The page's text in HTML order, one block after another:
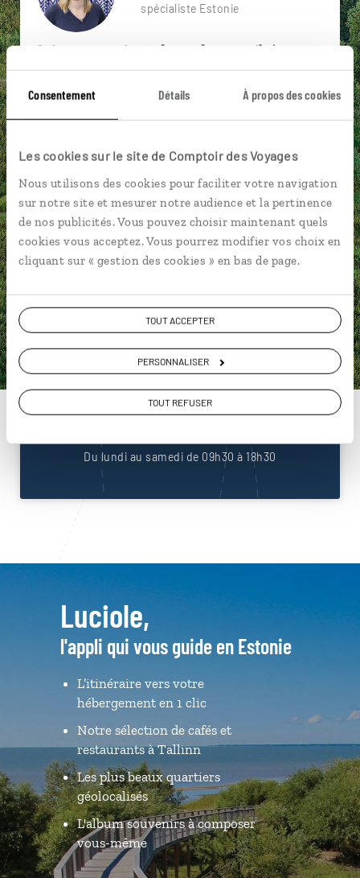
Consentement Détails À propos des cookies
Les cookies sur le site de Comptoir des Voyages
Nous utilisons des cookies pour faciliter votre navigation
sur notre site et mesurer notre audience et la pertinence
de nos publicités. Vous pouvez choisir maintenant quels
cookies vous acceptez. Vous pourrez modifier vos choix en
cliquant sur « gestion des cookies » en bas de page.
TOUT ACCEPTER
PERSONNALISER
TOUT REFUSER
spécialiste Estonie
Suivez vos envies et demandez conseils à nos
spécialistes
Ils sauront organiser votre itinéraire au plus
près de vos envies et de la réalité du pays.
Échangez en face à face ou depuis nos studios
téléphone.
Vous gardez le même interlocuteur avant,
pendant et après votre voyage.
DEMANDER UN DEVIS
ou
01 86 95 65 18
Du lundi au samedi de 09h30 à 18h30
Luciole,
l'appli qui vous guide en Estonie
L’itinéraire vers votre
hébergement en 1 clic
Notre sélection de cafés et
restaurants à Tallinn
Les plus beaux quartiers
géolocalisés
L'album souvenirs à composer
vous-même